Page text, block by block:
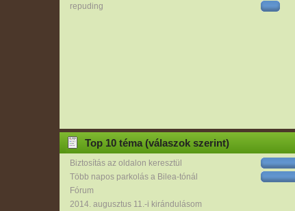
repuding
Top 10 téma (válaszok szerint)
Biztosítás az oldalon keresztül
Több napos parkolás a Bilea-tónál
Fórum
2014. augusztus 11.-i kirándulásom